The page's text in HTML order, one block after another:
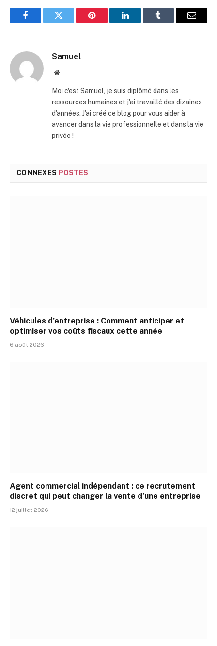
FacebookTwitter Pinterest LinkedInTumblr
E-
Samuel
Site
Moi c'est Samuel, je suis diplômé dans les
ressources humaines et j'ai travaillé des dizaines
d'années. J'ai créé ce blog pour vous aider à
avancer dans la vie professionnelle et dans la vie
privée !
CONNEXES POSTES
Véhicules d’entreprise : Comment anticiper et
optimiser vos coûts fiscaux cette année
6 août 2026
Agent commercial indépendant : ce recrutement
discret qui peut changer la vente d’une entreprise
12 juillet 2026